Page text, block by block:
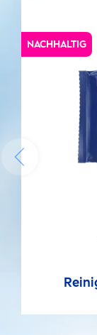
NACHHALTIG